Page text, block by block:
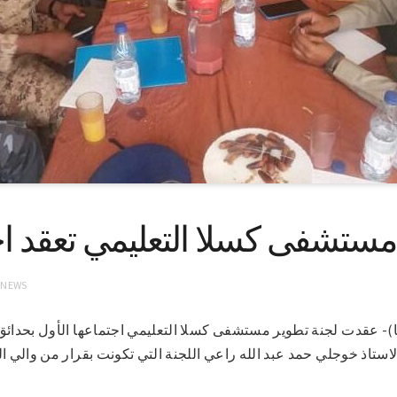
كسلا التعليمي تعقد
5-2022 (سونا)- عقدت لجنة تطوير مستشفى كسلا التعليمي اجتماعها الأول
خوجلي حمد عبد الله راعي اللجنة التي تكونت بقرار من والي